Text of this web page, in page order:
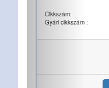
Cikkszám:
Gyári cikkszám :